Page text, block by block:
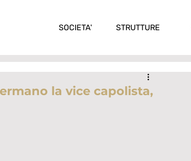
SOCIETA' STRUTTURE
la vice capolista,